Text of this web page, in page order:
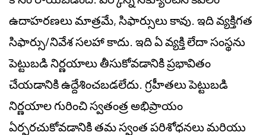
ఉదాహరణలు మాత్రమే, సిఫార్సులు కావు. ఇది వ్యక్తిగత
సిఫార్సు/నివేశ సలహా కాదు. ఇది ఏ వ్యక్తి లేదా సంస్థను
పెట్టుబడి నిర్ణయాలు తీసుకోవడానికి ప్రభావితం
చేయడానికి ఉద్దేశించబడలేదు. గ్రహీతలు పెట్టుబడి
నిర్ణయాల గురించి స్వతంత్ర అభిప్రాయం
ఏర్పరచుకోవడానికి తమ స్వంత పరిశోధనలు మరియు